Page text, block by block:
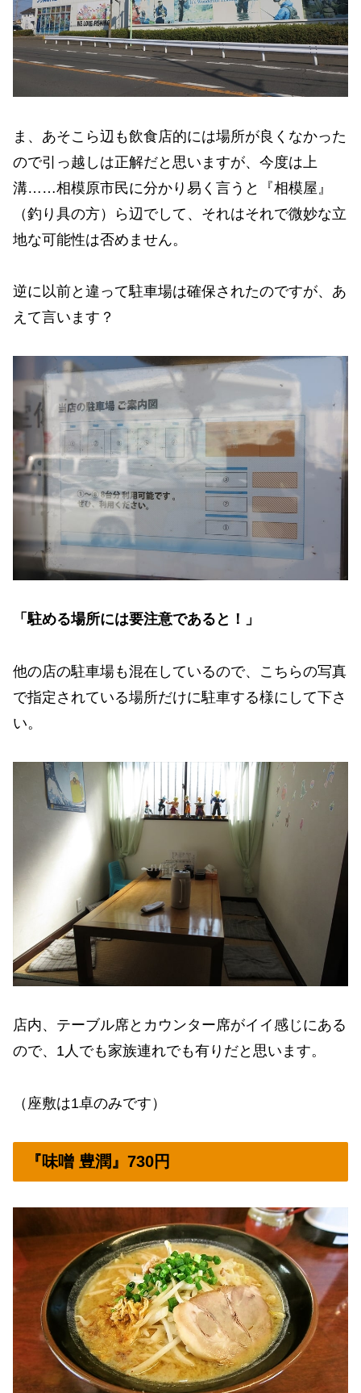
ま、あそこら辺も飲食店的には場所が良くなかった
ので引っ越しは正解だと思いますが、今度は上
溝……相模原市民に分かり易く言うと『相模屋』
（釣り具の方）ら辺でして、それはそれで微妙な立
地な可能性は否めません。
逆に以前と違って駐車場は確保されたのですが、あ
えて言います？
「駐める場所には要注意であると！」
他の店の駐車場も混在しているので、こちらの写真
で指定されている場所だけに駐車する様にして下さ
い。
店内、テーブル席とカウンター席がイイ感じにある
ので、1人でも家族連れでも有りだと思います。
（座敷は1卓のみです）
『味噌 豊潤』730円